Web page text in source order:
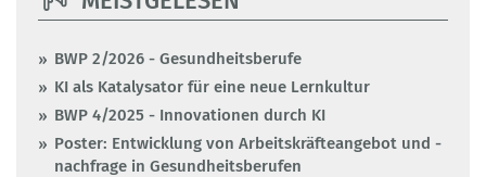
BWP 2/2026 - Gesundheitsberufe
KI als Katalysator für eine neue Lernkultur
BWP 4/2025 - Innovationen durch KI
Poster: Entwicklung von Arbeitskräfteangebot und -
nachfrage in Gesundheitsberufen